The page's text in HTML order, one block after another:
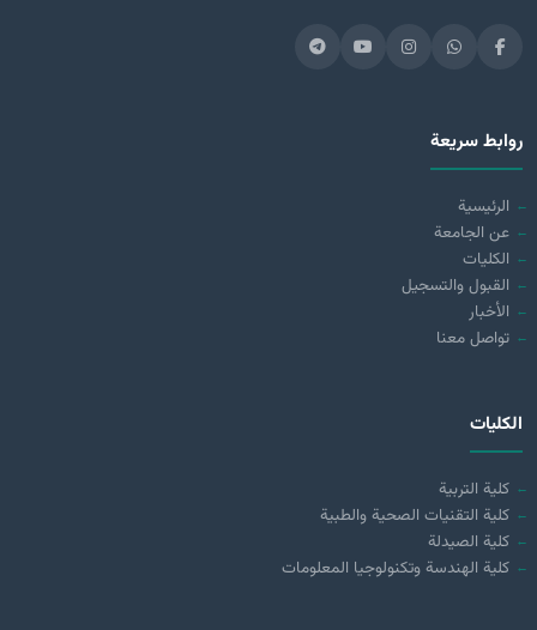
روابط سريعة
الرئيسية
عن الجامعة
الكليات
القبول والتسجيل
الأخبار
تواصل معنا
الكليات
كلية التربية
كلية التقنيات الصحية والطبية
كلية الصيدلة
كلية الهندسة وتكنولوجيا المعلومات